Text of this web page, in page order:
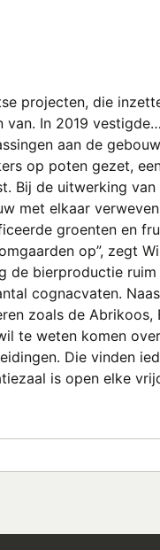
projecten, die
In 2019
aan de
op poten gezet,
Bij de uitwerking
met elkaar
groenten en
op”, zegt
bierproductie
cognacvaten.
zoals de Abrikoos,
te weten komen
Die vinden
is open elke